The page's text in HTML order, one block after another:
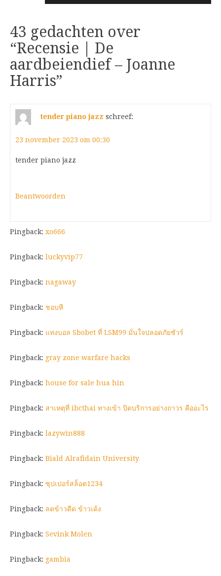
43 gedachten over
“Recensie | De
aardbeiendief – Joanne
Harris”
tender piano jazz schreef:
23 november 2023 om 00:30
tender piano jazz
Beantwoorden
Pingback: xo666
Pingback: luckyvip77
Pingback: nagaway
Pingback: ชอบหี
Pingback: แทงบอล Sbobet ที่ LSM99 มั่นใจปลอดภัยชัวร์
Pingback: gray zone warfare hacks
Pingback: house for sale hua hin
Pingback: สาเหตุที่ ibcthai ทางเข้า ปิดบริการอย่างถาวร คืออะไร
Pingback: lazywin888
Pingback: Biald Alrafidain University
Pingback: ซุปเปอร์สล็อต1234
Pingback: ลดข้าวดีด ข้าวเด้ง
Pingback: Sevink Molen
Pingback: gambia